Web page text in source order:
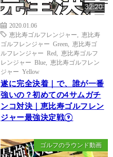
32:20
2020.01.06
恵比寿ゴルフレンジャー
恵比寿
ゴルフレンジャー Green
恵比寿ゴ
ルフレンジャー Red
恵比寿ゴルフ
レンジャー Blue
恵比寿ゴルフレン
ジャー Yellow
遂に完全決着｜で、誰が一番
強いの？初めての4サムガチ
ンコ対決｜恵比寿ゴルフレン
ジャー最強決定戦⑨
ゴルフのラウンド動画